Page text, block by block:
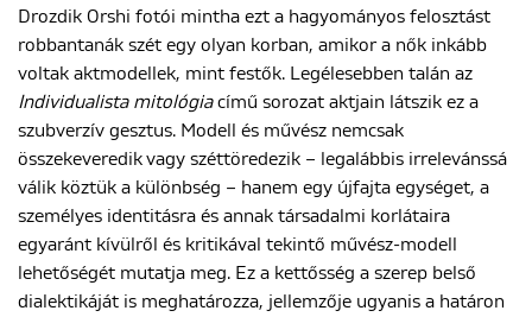
Drozdik Orshi fotói mintha ezt a hagyományos felosztást
robbantanák szét egy olyan korban, amikor a nők inkább
voltak aktmodellek, mint festők. Legélesebben talán az
Individualista mitológiacímű sorozat aktjain látszik ez a
szubverzív gesztus. Modell és művész nemcsak
összekeveredik vagy széttöredezik – legalábbis irrelevánssá
válik köztük a különbség – hanem egy újfajta egységet, a
személyes identitásra és annak társadalmi korlátaira
egyaránt kívülről és kritikával tekintő művész-modell
lehetőségét mutatja meg. Ez a kettősség a szerep belső
dialektikáját is meghatározza, jellemzője ugyanis a határon